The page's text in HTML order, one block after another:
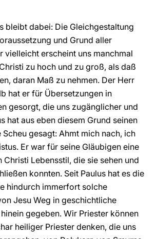
bleibt dabei: Die Gleichgestaltung
und Grund aller
vielleicht erscheint uns manchmal
zu hoch und zu groß, als daß
daran Maß zu nehmen. Der Herr
hat er für Übersetzungen in
gesorgt, die uns zugänglicher und
hat aus eben diesem Grund seinen
Scheu gesagt: Ahmt mich nach, ich
Er war für seine Gläubigen eine
Lebensstil, die sie sehen und
konnten. Seit Paulus hat es die
hindurch immerfort solche
Jesu Weg in geschichtliche
gegeben. Wir Priester können
heiliger Priester denken, die uns